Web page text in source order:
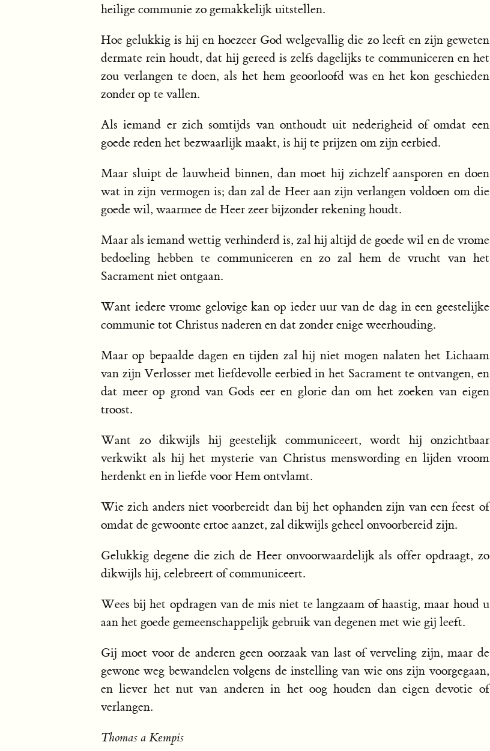
heilige communie zo gemakkelijk uitstellen.
Hoe gelukkig is hij en hoezeer God welgevallig die zo leeft en zijn geweten
dermate rein houdt, dat hij gereed is zelfs dagelijks te communiceren en het
zou verlangen te doen, als het hem geoorloofd was en het kon geschieden
zonder op te vallen.
Als iemand er zich somtijds van onthoudt uit nederigheid of omdat een
goede reden het bezwaarlijk maakt, is hij te prijzen om zijn eerbied.
Maar sluipt de lauwheid binnen, dan moet hij zichzelf aansporen en doen
wat in zijn vermogen is; dan zal de Heer aan zijn verlangen voldoen om die
goede wil, waarmee de Heer zeer bijzonder rekening houdt.
Maar als iemand wettig verhinderd is, zal hij altijd de goede wil en de vrome
bedoeling hebben te communiceren en zo zal hem de vrucht van het
Sacrament niet ontgaan.
Want iedere vrome gelovige kan op ieder uur van de dag in een geestelijke
communie tot Christus naderen en dat zonder enige weerhouding.
Maar op bepaalde dagen en tijden zal hij niet mogen nalaten het Lichaam
van zijn Verlosser met liefdevolle eerbied in het Sacrament te ontvangen, en
dat meer op grond van Gods eer en glorie dan om het zoeken van eigen
troost.
Want zo dikwijls hij geestelijk communiceert, wordt hij onzichtbaar
verkwikt als hij het mysterie van Christus menswording en lijden vroom
herdenkt en in liefde voor Hem ontvlamt.
Wie zich anders niet voorbereidt dan bij het ophanden zijn van een feest of
omdat de gewoonte ertoe aanzet, zal dikwijls geheel onvoorbereid zijn.
Gelukkig degene die zich de Heer onvoorwaardelijk als offer opdraagt, zo
dikwijls hij, celebreert of communiceert.
Wees bij het opdragen van de mis niet te langzaam of haastig, maar houd u
aan het goede gemeenschappelijk gebruik van degenen met wie gij leeft.
Gij moet voor de anderen geen oorzaak van last of verveling zijn, maar de
gewone weg bewandelen volgens de instelling van wie ons zijn voorgegaan,
en liever het nut van anderen in het oog houden dan eigen devotie of
verlangen.
Thomas a Kempis